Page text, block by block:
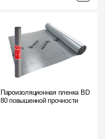
Пароизоляционная пленка BD
80 повышенной прочности